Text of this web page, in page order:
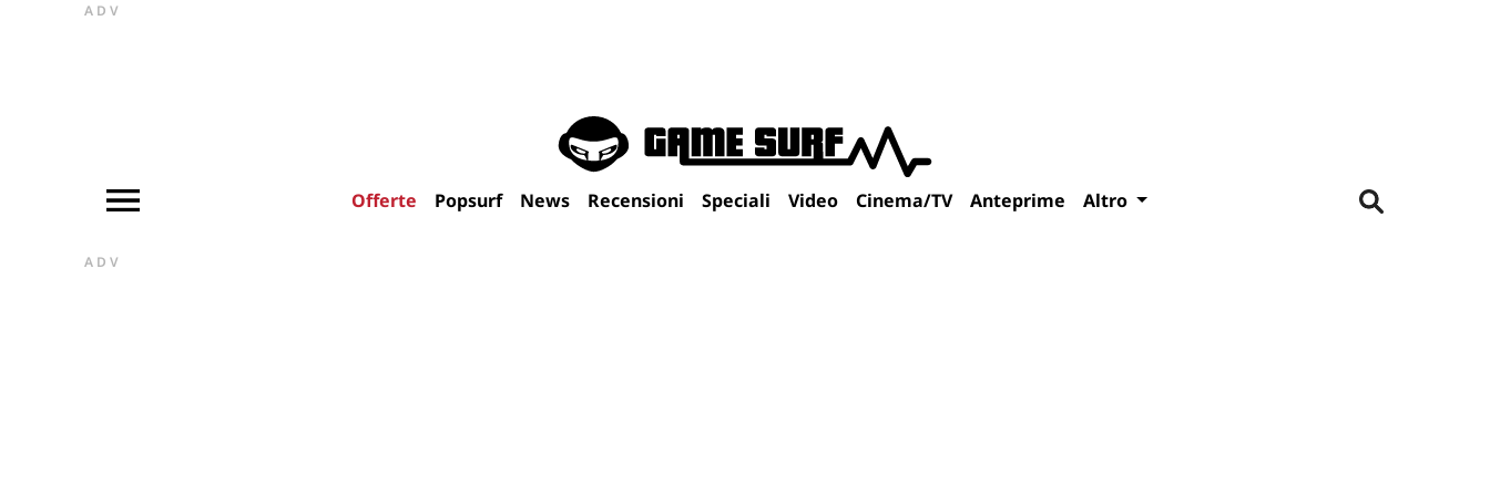
ADV
Offerte Popsurf News Recensioni Speciali Video Cinema/TV Anteprime Altro
ADV